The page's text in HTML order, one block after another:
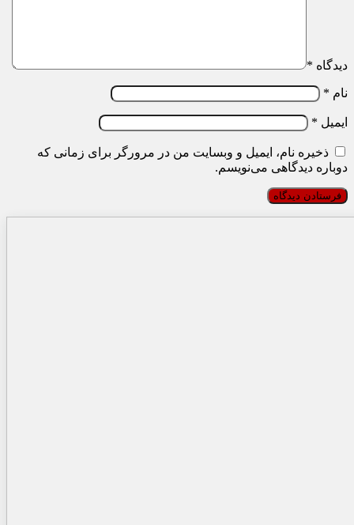
دیدگاه *
نام *
ایمیل *
ذخیره نام، ایمیل و وبسایت من در مرورگر برای زمانی که
دوباره دیدگاهی می‌نویسم.